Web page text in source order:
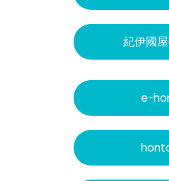
紀伊國
e-